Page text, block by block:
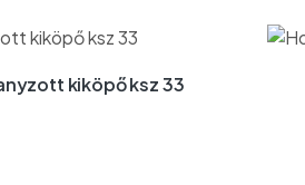
kiköpő ksz 33